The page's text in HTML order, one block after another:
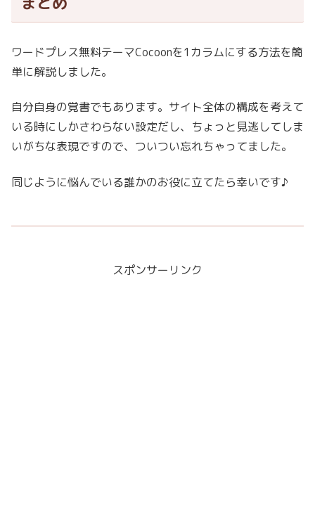
ワードプレス無料テーマCocoonを1カラムにする方法を簡
単に解説しました。
自分自身の覚書でもあります。サイト全体の構成を考えて
いる時にしかさわらない設定だし、ちょっと見逃してしま
いがちな表現ですので、ついつい忘れちゃってました。
同じように悩んでいる誰かのお役に立てたら幸いです♪
スポンサーリンク